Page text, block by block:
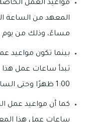
مواعيد العمل
مساءً، وذلك من يوم
بينما تكون مواعيد
تبدأ ساعات عمل هذا
1:00 ظهرًا وحتى الساعة الـ 9:00 مساءً.
كما أن مواعيد عمل